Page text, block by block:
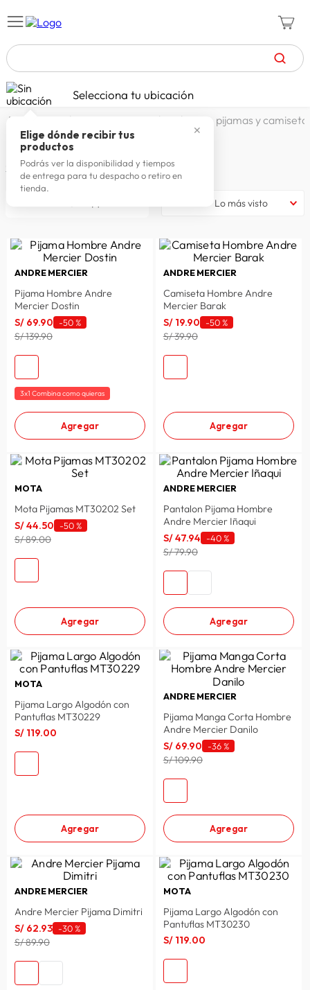
TÉRMINOS MÁS BUSCADOS
1. zapatillas mujer
2. celulares
3. zapatillas hombre
4. moda
zapatillas
terrex
8. laptop
9. spiderman
10. lavadora
Selecciona tu ubicación
✕
Elige dónde recibir tus
productos
Podrás ver la disponibilidad y tiempos
de entrega para tu despacho o retiro en
tienda.
moda y accesorios hombre pijamas y
PIJAMAS Y CAMISETAS
23 productos
Lo más visto
ANDRE MERCIER
Pijama Hombre Andre
Mercier Dostin
S/ 69.90 -50 %
S/ 139.90
3x1 Combina como quieras
Agregar
ANDRE MERCIER
Camiseta Hombre Andre
Mercier Barak
S/ 19.90 -50 %
S/ 39.90
Agregar
MOTA
Mota Pijamas MT30202 Set
S/44.50 -50 %
S/ 89.00
Agregar
ANDRE MERCIER
Pantalon Pijama Hombre
Andre Mercier Iñaqui
S/47.94 -40 %
S/ 79.90
Agregar
MOTA
Pijama Largo Algodón con
Pantuflas MT30229
S/ 119.00
Agregar
ANDRE MERCIER
Pijama Manga Corta Hombre
Andre Mercier Danilo
S/ 69.90 -36 %
S/ 109.90
Agregar
ANDRE MERCIER
Andre Mercier Pijama Dimitri
S/ 62.93 -30 %
S/ 89.90
MOTA
Pijama Largo Algodón con
Pantuflas MT30230
S/ 119.00